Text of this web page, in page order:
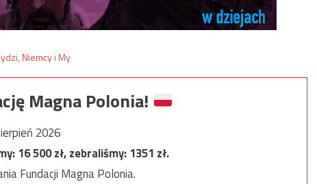
Magna Polonia!
2026
16 500zł, zebraliśmy:1351 zł.
Fundacji Magna Polonia.